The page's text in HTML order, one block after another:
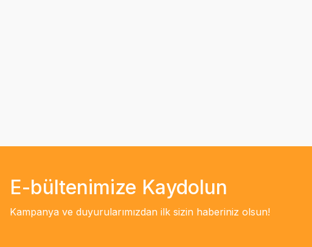
E-bültenimize Kaydolun
Kampanya ve duyurularımızdan ilk sizin haberiniz olsun!